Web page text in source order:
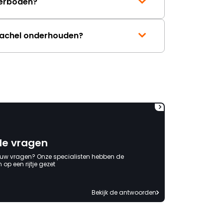
onderhouden?
vragen
vragen? Onze specialisten hebben de
een rijtje gezet
Bekijk de antwoorden